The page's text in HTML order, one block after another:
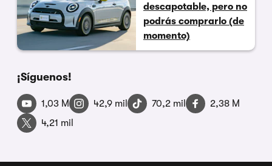
descapotable, pero no
podrás comprarlo (de
momento)
¡Síguenos!
1,03 M 42,9 mil 70,2 mil
2,38 M
4,21 mil